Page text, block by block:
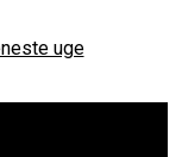
uge